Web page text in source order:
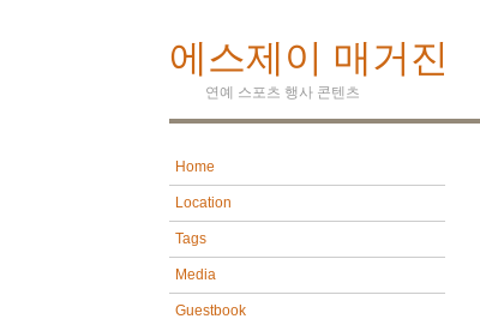
에스제이 매거진
연예 스포츠 행사 콘텐츠
Home
Location
Tags
Media
Guestbook